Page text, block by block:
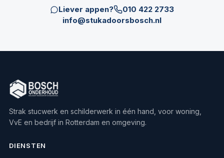
Liever appen?
010 422 2733
info@stukadoorsbosch.nl
Strak stucwerk en schilderwerk in één hand, voor woning,
VvE en bedrijf in Rotterdam en omgeving.
DIENSTEN